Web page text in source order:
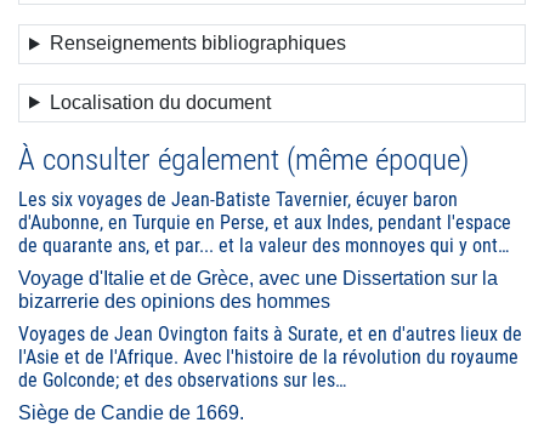
Renseignements bibliographiques
Localisation du document
À consulter également (même époque)
Les six voyages de Jean-Batiste Tavernier, écuyer baron
d'Aubonne, en Turquie en Perse, et aux Indes, pendant l'espace
de quarante ans, et par... et la valeur des monnoyes qui y ont…
Voyage d'Italie et de Grèce, avec une Dissertation sur la
bizarrerie des opinions des hommes
Voyages de Jean Ovington faits à Surate, et en d'autres lieux de
l'Asie et de l'Afrique. Avec l'histoire de la révolution du royaume
de Golconde; et des observations sur les…
Siège de Candie de 1669.